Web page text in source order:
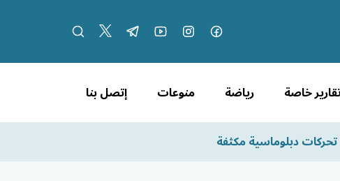
خاصة رياضة منوعات إتصل بنا
دبلوماسية مكثفة